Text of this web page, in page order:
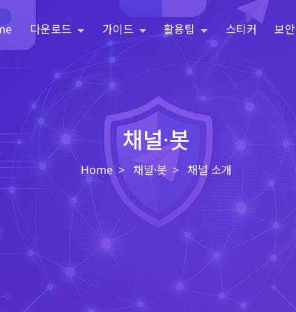
다운로드 가이드 활용팁 스티커 보안
채널·봇
Home 채널·봇 채널 소개